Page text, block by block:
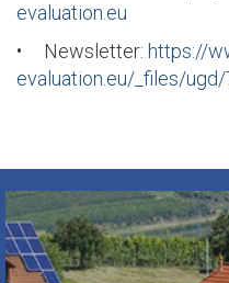
evaluation.eu
• Newsletter: https://
evaluation.eu/_files/